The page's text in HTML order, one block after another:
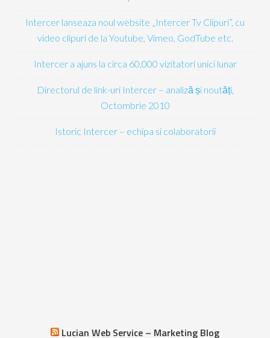
Intercer lanseaza noul website „Intercer Tv Clipuri”, cu
video clipuri de la Youtube, Vimeo, GodTube etc.
Intercer a ajuns la circa 60,000 vizitatori unici lunar
Directorul de link-uri Intercer – analiză și noutăți,
Octombrie 2010
Istoric Intercer – echipa si colaboratorii
Lucian Web Service – Marketing Blog